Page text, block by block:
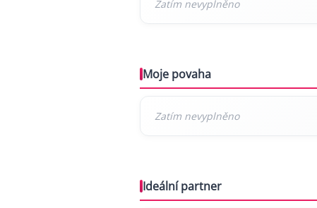
Moje povaha
Ideální partner